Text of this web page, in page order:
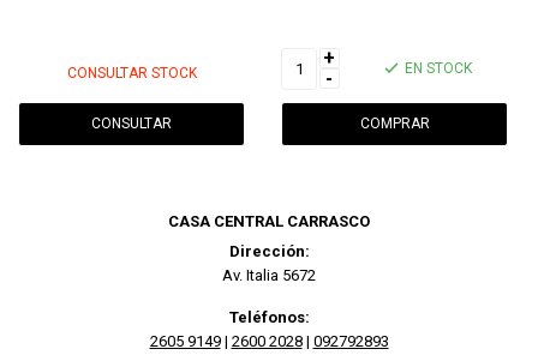
CONSULTAR STOCK
CONSULTAR
+
-
EN STOCK
CASA CENTRAL CARRASCO
Dirección:
Av. Italia 5672
Teléfonos:
2605 9149| 2600 2028| 092792893